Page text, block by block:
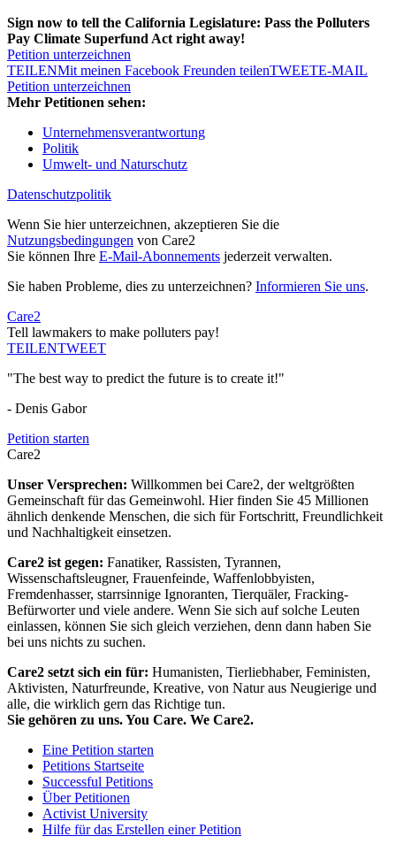
Sign now to tell the California Legislature: Pass the Polluters
Pay Climate Superfund Act right away!
Petition unterzeichnen
TEILENMit meinen Facebook Freunden teilenTWEETE-MAIL
Petition unterzeichnen
Mehr Petitionen sehen:
Unternehmensverantwortung
Politik
Umwelt- und Naturschutz
Datenschutzpolitik
Wenn Sie hier unterzeichnen, akzeptieren Sie die
Nutzungsbedingungen von Care2
Sie können Ihre E-Mail-Abonnements jederzeit verwalten.
Sie haben Probleme, dies zu unterzeichnen? Informieren Sie uns.
Care2
Tell lawmakers to make polluters pay!
TEILENTWEET
"The best way to predict the future is to create it!"
- Denis Gabor
Petition starten
Care2
Unser Versprechen: Willkommen bei Care2, der weltgrößten
Gemeinschaft für das Gemeinwohl. Hier finden Sie 45 Millionen
ähnlich denkende Menschen, die sich für Fortschritt, Freundlichkeit
und Nachhaltigkeit einsetzen.
Care2 ist gegen: Fanatiker, Rassisten, Tyrannen,
Wissenschaftsleugner, Frauenfeinde, Waffenlobbyisten,
Fremdenhasser, starrsinnige Ignoranten, Tierquäler, Fracking-
Befürworter und viele andere. Wenn Sie sich auf solche Leuten
einlassen, können Sie sich gleich verziehen, denn dann haben Sie
bei uns nichts zu suchen.
Care2 setzt sich ein für: Humanisten, Tierliebhaber, Feministen,
Aktivisten, Naturfreunde, Kreative, von Natur aus Neugierige und
alle, die wirklich gern das Richtige tun.
Sie gehören zu uns. You Care. We Care2.
Eine Petition starten
Petitions Startseite
Successful Petitions
Über Petitionen
Activist University
Hilfe für das Erstellen einer Petition